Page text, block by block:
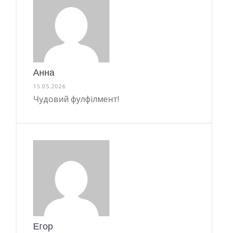
Анна
15.05.2026
Чудовий фулфілмент!
Егор